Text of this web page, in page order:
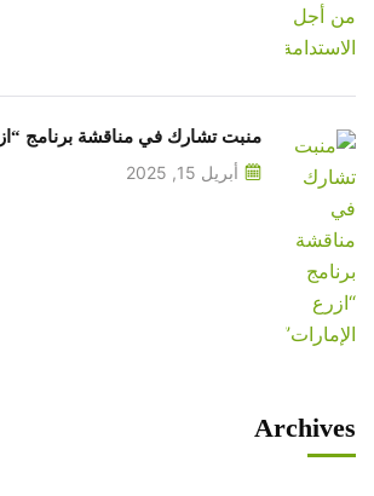
منبت تشارك في مناقشة برنامج
أبريل 15, 2025
Archives